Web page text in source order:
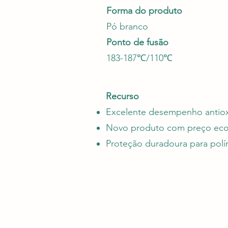
Forma do produto
Pó branco
Ponto de fusão
183-187℃/110℃
Recurso
Excelente desempenho
Novo produto com preço
Proteção duradoura para